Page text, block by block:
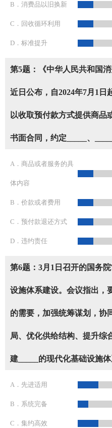
B．消费品以旧换新
C．回收循环利用
D．标准提升
第5题：《中华人民共和国
近日公布，自2024年7月1
以收取预付款方式提供商品
书面合同，约定_____、
A．商品或者服务的具
体内容
B．价款或者费用
C．预付款退还方式
D．违约责任
第6题：3月1日召开的国务
设施体系建设。会议指出，
的需要，加强统筹谋划，协
局、优化供给结构、提升综
建_____的现代化基础设施体
A．先进适用
B．系统完备
C．集约高效